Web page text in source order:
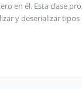
en él. Esta clase pro
y deserializar tipos